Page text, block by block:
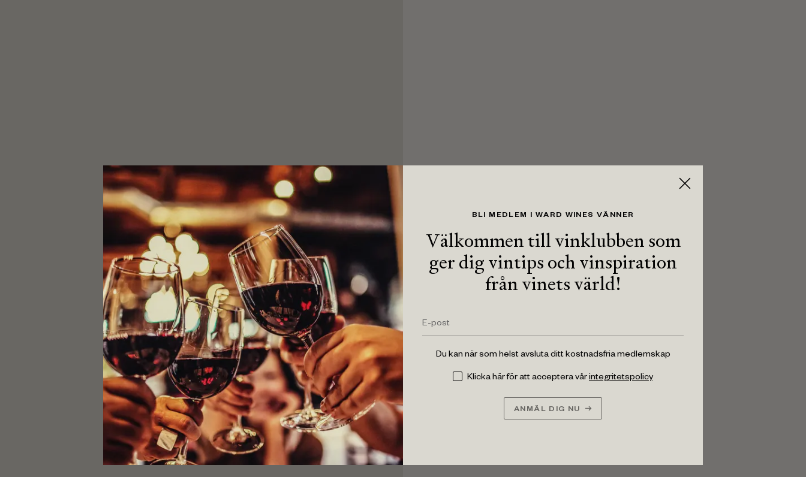
BLI MEDLEM I WARD WINES VÄNNER
Välkommen till vinklubben som
ger dig vintips och vinspiration
från vinets värld!
Du kan när som helst avsluta ditt kostnadsfria medlemskap
Klicka här för att acceptera vårintegritetspolicy
ANMÄL DIG NU